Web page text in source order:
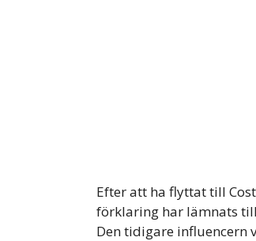
Efter att ha flyttat till
förklaring har lämnats
Den tidigare influencern